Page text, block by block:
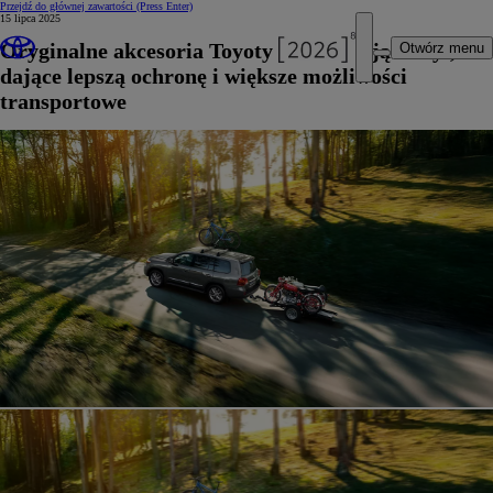
Przejdź do głównej zawartości (Press Enter)
Otwórz menu
15 lipca 2025
Oryginalne akcesoria Toyoty podkreślające styl,
dające lepszą ochronę i większe możliwości
transportowe